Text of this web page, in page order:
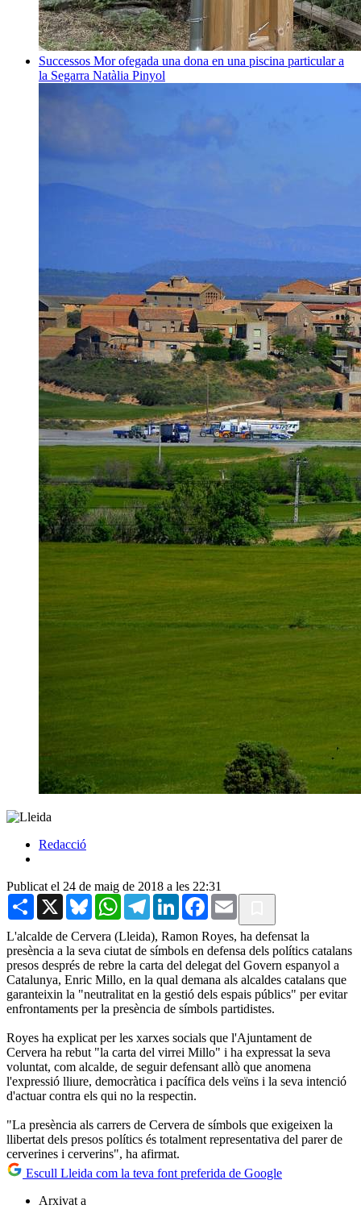
Successos Mor ofegada una dona en una piscina particular a
la Segarra Natàlia Pinyol
Redacció
Publicat el 24 de maig de 2018 a les 22:31
Share X BlueskyWhatsAppTelegramLinkedInFacebook
Email
L'alcalde de Cervera (Lleida), Ramon Royes, ha defensat la
presència a la seva ciutat de símbols en defensa dels polítics catalans
presos després de rebre la carta del delegat del Govern espanyol a
Catalunya, Enric Millo, en la qual demana als alcaldes catalans que
garanteixin la "neutralitat en la gestió dels espais públics" per evitar
enfrontaments per la presència de símbols partidistes.
Royes ha explicat per les xarxes socials que l'Ajuntament de
Cervera ha rebut "la carta del virrei Millo" i ha expressat la seva
voluntat, com alcalde, de seguir defensant allò que anomena
l'expressió lliure, democràtica i pacífica dels veïns i la seva intenció
d'actuar contra els qui no la respectin.
"La presència als carrers de Cervera de símbols que exigeixen la
llibertat dels presos polítics és totalment representativa del parer de
cerverines i cerverins", ha afirmat.
Escull Lleida com la teva font preferida de Google
Arxivat a